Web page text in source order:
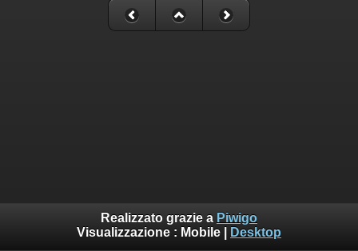
Realizzato grazie a Piwigo
Visualizzazione : Mobile Desktop